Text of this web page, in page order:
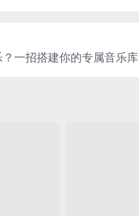
一招搭建你的专属音乐库